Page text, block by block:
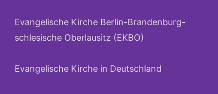
Evangelische Kirche Berlin-Brandenburg-
schlesische Oberlausitz (EKBO)
Evangelische Kirche in Deutschland